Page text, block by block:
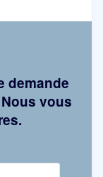
demande
vous